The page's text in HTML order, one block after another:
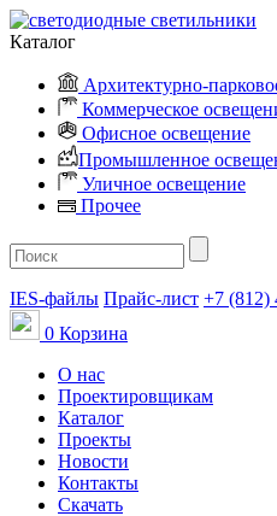
Каталог
Архитектурно-
Коммерческое
Офисное освещение
Промышленное
Уличное освещение
Прочее
IES-файлы Прайс-лист +7 (812)
0 Корзина
О нас
Проектировщикам
Каталог
Проекты
Новости
Контакты
Скачать